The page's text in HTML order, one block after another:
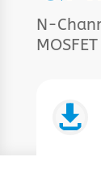
N-
MOSFET
